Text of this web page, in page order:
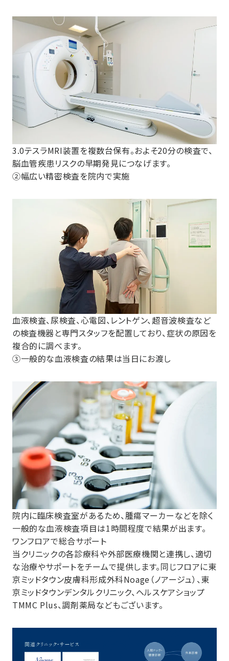
3.0テスラMRI装置を複数台保有。およそ20分の検査で、
脳血管疾患リスクの早期発見につなげます。
②幅広い精密検査を院内で実施
血液検査、尿検査、心電図、レントゲン、超音波検査など
の検査機器と専門スタッフを配置しており、症状の原因を
複合的に調べます。
③一般的な血液検査の結果は当日にお渡し
院内に臨床検査室があるため、腫瘍マーカーなどを除く
一般的な血液検査項目は1時間程度で結果が出ます。
ワンフロアで総合サポート
当クリニックの各診療科や外部医療機関と連携し、適切
な治療やサポートをチームで提供します。同じフロアに東
京ミッドタウン皮膚科形成外科Noage（ノアージュ）、東
京ミッドタウンデンタルクリニック、ヘルスケアショップ
TMMC Plus、調剤薬局などもございます。